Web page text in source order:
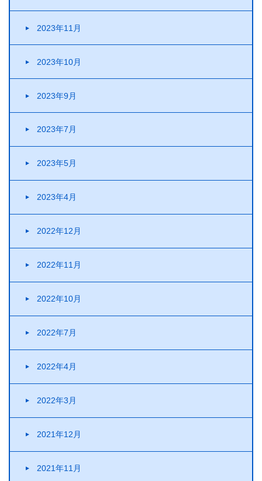
2023年11月
2023年10月
2023年9月
2023年7月
2023年5月
2023年4月
2022年12月
2022年11月
2022年10月
2022年7月
2022年4月
2022年3月
2021年12月
2021年11月